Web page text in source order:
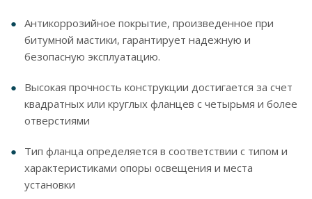
Антикоррозийное покрытие, произведенное при
битумной мастики, гарантирует надежную и
безопасную эксплуатацию.
Высокая прочность конструкции достигается за счет
квадратных или круглых фланцев с четырьмя и более
отверстиями
Тип фланца определяется в соответствии с типом и
характеристиками опоры освещения и места
установки